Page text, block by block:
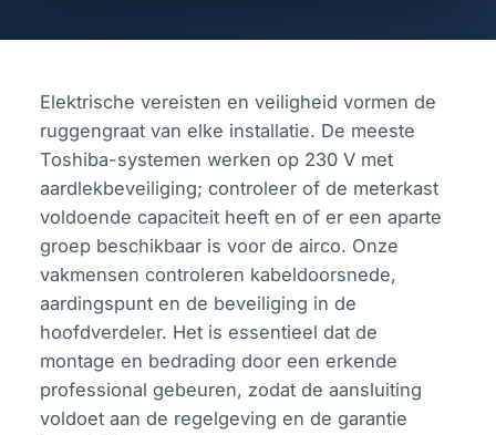
Elektrische vereisten en veiligheid vormen de
ruggengraat van elke installatie. De meeste
Toshiba-systemen werken op 230 V met
aardlekbeveiliging; controleer of de meterkast
voldoende capaciteit heeft en of er een aparte
groep beschikbaar is voor de airco. Onze
vakmensen controleren kabeldoorsnede,
aardingspunt en de beveiliging in de
hoofdverdeler. Het is essentieel dat de
montage en bedrading door een erkende
professional gebeuren, zodat de aansluiting
voldoet aan de regelgeving en de garantie